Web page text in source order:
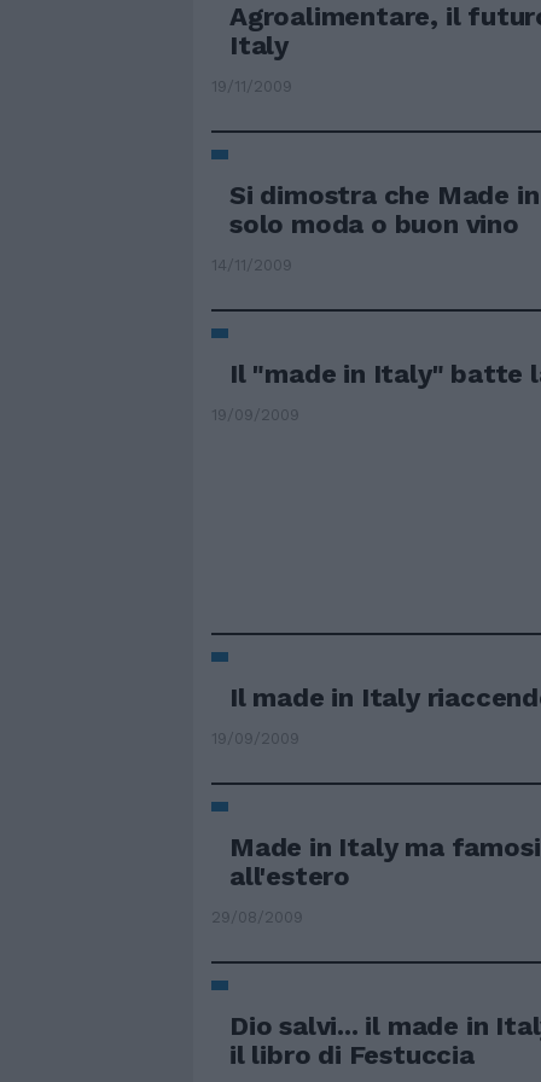
Agroalimentare, il
Italy
19/11/2009
Si dimostra che Made
solo moda o buon vino
14/11/2009
Il "made in Italy" batte
19/09/2009
Il made in Italy
19/09/2009
Made in Italy ma
all'estero
29/08/2009
Dio salvi... il made in
il libro di Festuccia